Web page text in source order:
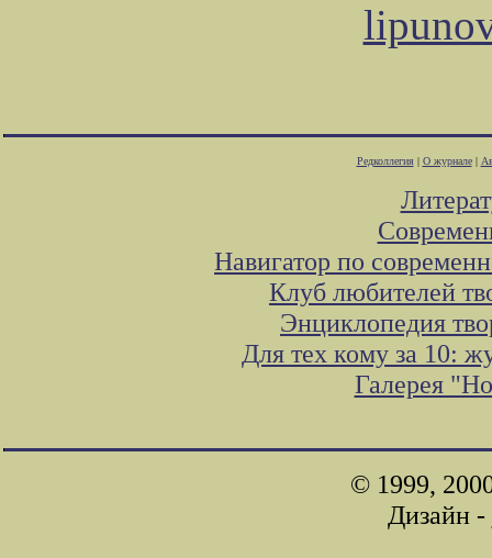
Редколлегия| О журнале|
Навигатор по
Клуб любителей
Энциклопедия
Для тех кому за 10:
Галерея
© 1999,
Дизайн -